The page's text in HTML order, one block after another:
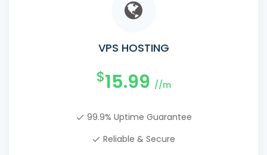
VPS HOSTING
$15.99 //m
99.9% Uptime Guarantee
Reliable & Secure